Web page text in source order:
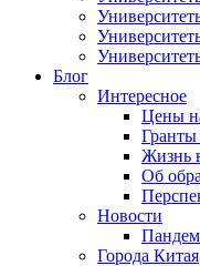
Блог
Интересное
Цены
Гранты
Жизнь
Об
Новости
Города Китая